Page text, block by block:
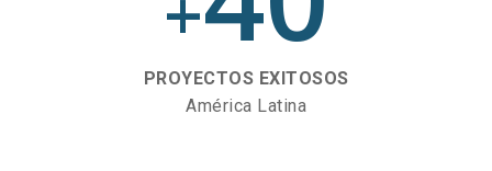
PROYECTOS EXITOSOS
América Latina